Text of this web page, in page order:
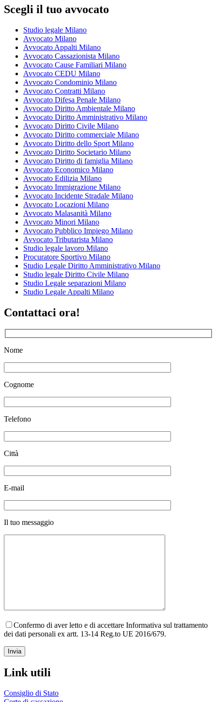
Scegli il tuo avvocato
Studio legale Milano
Avvocato Milano
Avvocato Appalti Milano
Avvocato Cassazionista Milano
Avvocato Cause Familiari Milano
Avvocato CEDU Milano
Avvocato Condominio Milano
Avvocato Contratti Milano
Avvocato Difesa Penale Milano
Avvocato Diritto Ambientale Milano
Avvocato Diritto Amministrativo Milano
Avvocato Diritto Civile Milano
Avvocato Diritto commerciale Milano
Avvocato Diritto dello Sport Milano
Avvocato Diritto Societario Milano
Avvocato Diritto di famiglia Milano
Avvocato Economico Milano
Avvocato Edilizia Milano
Avvocato Immigrazione Milano
Avvocato Incidente Stradale Milano
Avvocato Locazioni Milano
Avvocato Malasanità Milano
Avvocato Minori Milano
Avvocato Pubblico Impiego Milano
Avvocato Tributarista Milano
Studio legale lavoro Milano
Procuratore Sportivo Milano
Studio Legale Diritto Amministrativo Milano
Studio legale Diritto Civile Milano
Studio Legale separazioni Milano
Studio Legale Appalti Milano
Contattaci ora!
Nome
Cognome
Telefono
Città
E-mail
Il tuo messaggio
Confermo di aver letto e di accettare Informativa sul trattamento
dei dati personali ex artt. 13-14 Reg.to UE 2016/679.
Link utili
Consiglio di Stato